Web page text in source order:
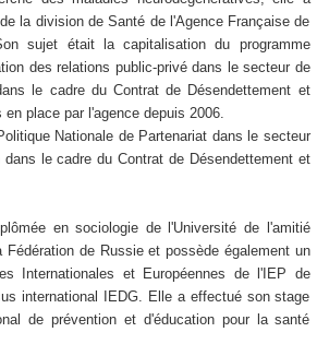
la division de Santé de l'Agence Française de
sujet était la capitalisation du programme
des relations public-privé dans le secteur de
le cadre du Contrat de Désendettement et
en place par l'agence depuis 2006.
Nationale de Partenariat dans le secteur
le cadre du Contrat de Désendettement et
en sociologie de l'Université de l'amitié
Fédération de Russie et possède également un
Internationales et Européennes de l'IEP de
international IEDG. Elle a effectué son stage
de prévention et d'éducation pour la santé